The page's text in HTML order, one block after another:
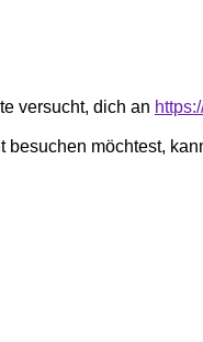
versucht, dich an
besuchen möchtest,